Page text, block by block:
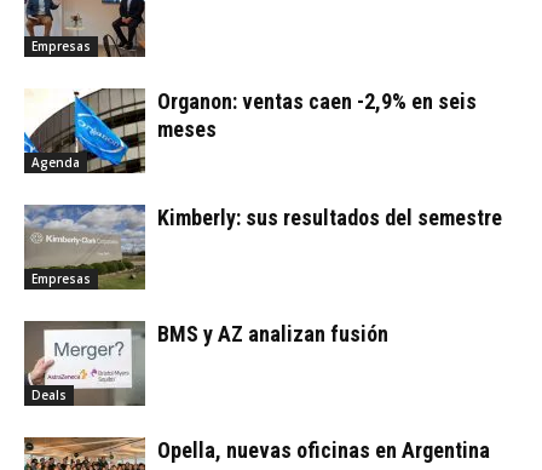
Empresas
Agenda
Organon: ventas caen -2,9% en seis
meses
Empresas
Kimberly: sus resultados del semestre
Deals
BMS y AZ analizan fusión
Opella, nuevas oficinas en Argentina